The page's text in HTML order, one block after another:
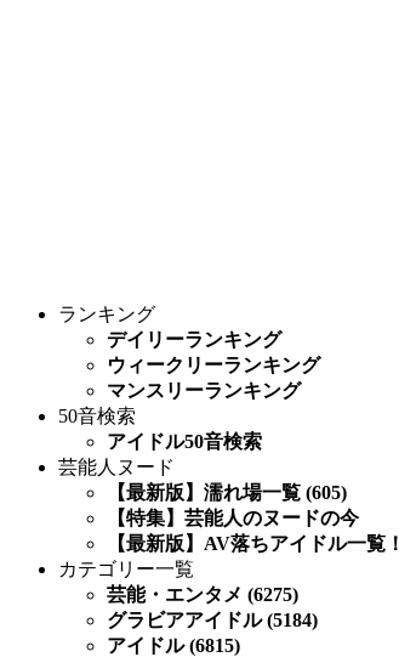
ランキング
デイリーランキング
ウィークリーランキング
マンスリーランキング
50音検索
アイドル50音検索
芸能人ヌード
【最新版】濡れ場一覧 (605)
【特集】芸能人のヌードの今
【最新版】AV落ちアイドル一覧！
カテゴリー一覧
芸能・エンタメ (6275)
グラビアアイドル (5184)
アイドル (6815)